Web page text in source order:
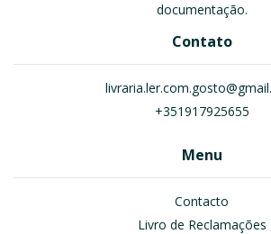
documentação.
Contato
+351917925655
Menu
Contacto
Livro de Reclamações